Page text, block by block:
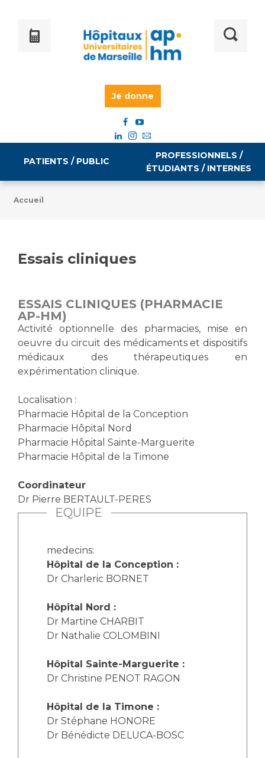
Je donne
PATIENTS / PUBLIC
Tarifs
Vous allez être hospitalisé(e)
Vous avez un examen d'imagerie ou de radiologie
à réaliser
Vous avez une analyse à réaliser
Vous venez en consultation
myaphm, votre espace santé en ligne
Infos COVID-19
Vivre ensemble à l'hôpital
Laïcité et cultes
Les associations
Livret d'accueil
Transports sanitaires
Vos droits, vos devoirs
Handicap
Pôle Médecine Physique et Réadaptation
Accueil sourds et malentendants
Mouvement Parcours Handicap 13
PROFESSIONNELS /
ÉTUDIANTS / INTERNES
Emploi / formation
Emplois administratifs
Emplois médicaux
Espace Formation
Étudiants hospitaliers
Emplois techniques et médico-techniques
Emplois divers
Emplois socio-éducatifs
Statuts
Stages paramédicaux
Chercheurs
La recherche clinique à l'AP-HM
Écoles et Instituts de Formation
Plateforme des internes
Professionnels de santé
Adresser un patient
Réseaux de soins
Adresser un examen au Laboratoire de Biologie
Accueil
Essais cliniques
ESSAIS CLINIQUES (PHARMACIE
AP-HM)
Activité optionnelle des pharmacies, mise en
oeuvre du circuit des médicaments et dispositifs
médicaux des thérapeutiques en
expérimentation clinique.
Localisation :
Pharmacie Hôpital de la Conception
Pharmacie Hôpital Nord
Pharmacie Hôpital Sainte-Marguerite
Pharmacie Hôpital de la Timone
Coordinateur
Dr Pierre BERTAULT-PERES
EQUIPE
medecins:
Hôpital de la Conception :
Dr Charleric BORNET
Hôpital Nord :
Dr Martine CHARBIT
Dr Nathalie COLOMBINI
Hôpital Sainte-Marguerite :
Dr Christine PENOT RAGON
Hôpital de la Timone :
Dr Stéphane HONORE
Dr Bénédicte DELUCA-BOSC